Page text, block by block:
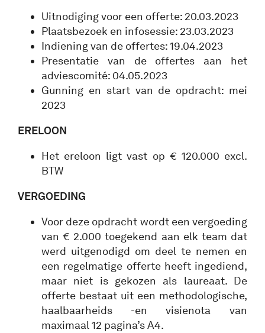
Uitnodiging voor een offerte: 20.03.2023
Plaatsbezoek en infosessie: 23.03.2023
Indiening van de offertes: 19.04.2023
Presentatie van de offertes aan het
adviescomité: 04.05.2023
Gunning en start van de opdracht: mei
2023
ERELOON
Het ereloon ligt vast op € 120.000 excl.
BTW
VERGOEDING
Voor deze opdracht wordt een vergoeding
van € 2.000 toegekend aan elk team dat
werd uitgenodigd om deel te nemen en
een regelmatige offerte heeft ingediend,
maar niet is gekozen als laureaat. De
offerte bestaat uit een methodologische,
haalbaarheids -en visienota van
maximaal 12 pagina’s A4.